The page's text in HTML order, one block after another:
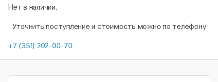
Нет в наличии.
Уточнить поступление и стоимость можно по телефону
+7 (351) 202-00-70